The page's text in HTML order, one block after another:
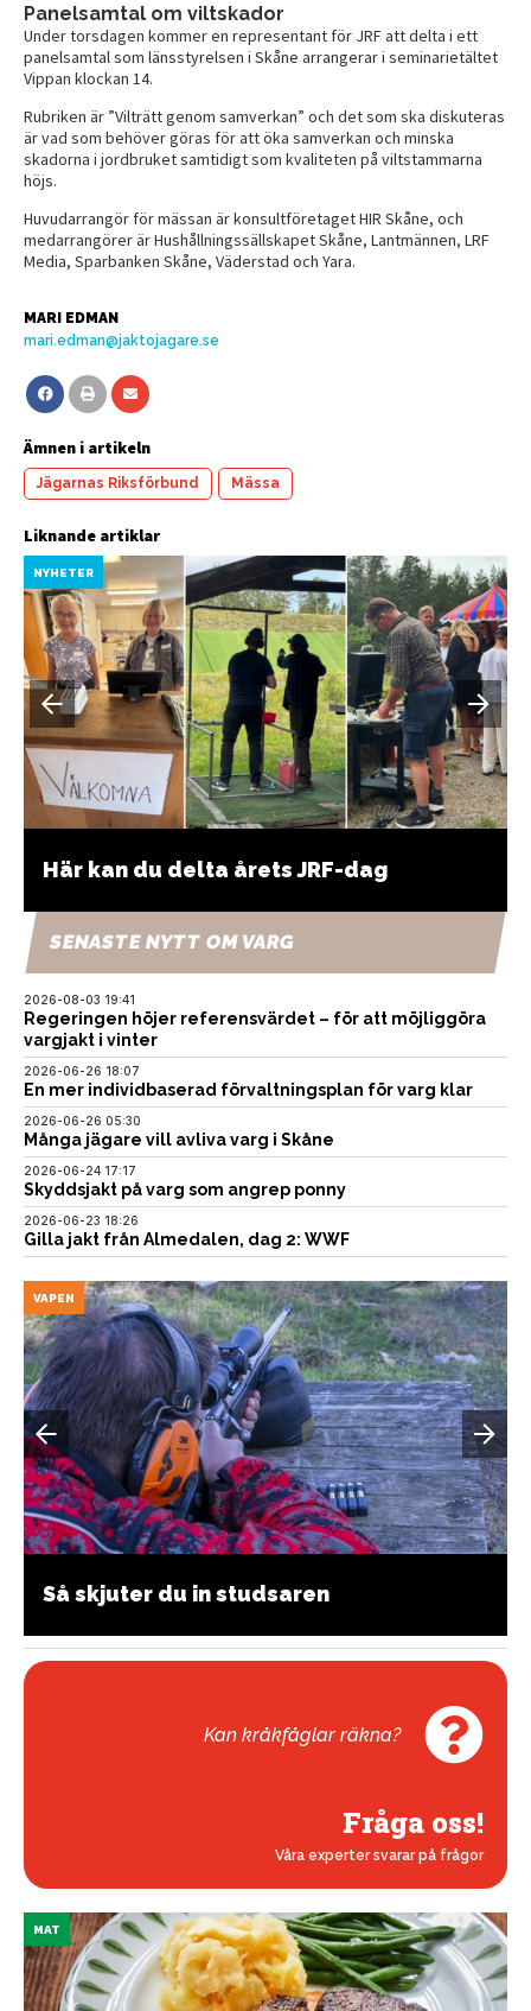
Panelsamtal om viltskador
Under torsdagen kommer en representant för JRF att delta i ett
panelsamtal som länsstyrelsen i Skåne arrangerar i seminarietältet
Vippan klockan 14.
Rubriken är ”Vilträtt genom samverkan” och det som ska diskuteras
är vad som behöver göras för att öka samverkan och minska
skadorna i jordbruket samtidigt som kvaliteten på viltstammarna
höjs.
Huvudarrangör för mässan är konsultföretaget HIR Skåne, och
medarrangörer är Hushållningssällskapet Skåne, Lantmännen, LRF
Media, Sparbanken Skåne, Väderstad och Yara.
MARI EDMAN
mari.edman@jaktojagare.se
Ämnen i artikeln
Jägarnas Riksförbund Mässa
Liknande artiklar
NYHETER
Här kan du delta årets JRF-dag
SENASTE NYTT OM VARG
2026-08-03 19:41
Regeringen höjer referensvärdet – för att möjliggöra
vargjakt i vinter
2026-06-26 18:07
En mer individbaserad förvaltningsplan för varg klar
2026-06-26 05:30
Många jägare vill avliva varg i Skåne
2026-06-24 17:17
Skyddsjakt på varg som angrep ponny
2026-06-23 18:26
Gilla jakt från Almedalen, dag 2: WWF
VAPEN
Så skjuter du in studsaren
Kan kråkfåglar räkna?
Fråga oss!
Våra experter svarar på frågor
MAT